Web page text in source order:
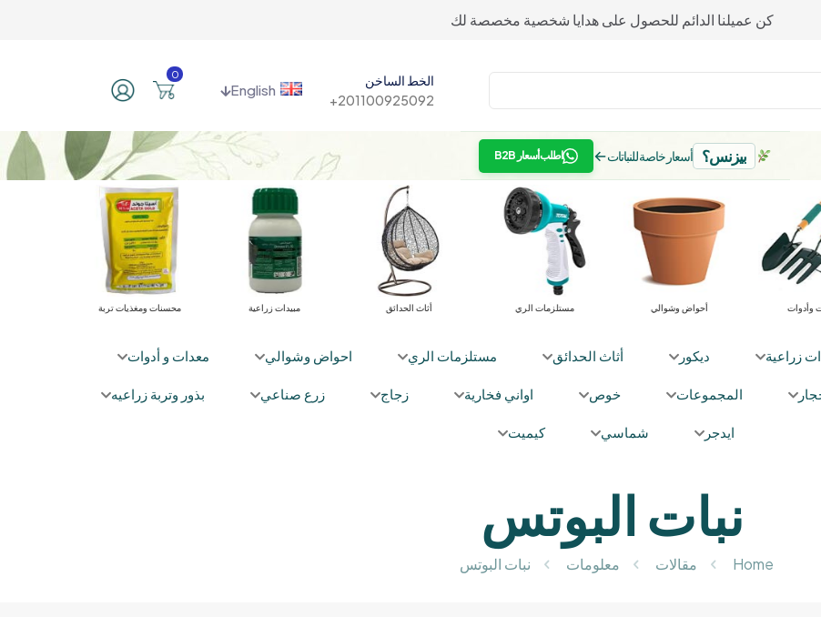
كن عميلنا الدائم للحصول على هدايا شخصية مخصصة لك
الخط الساخن
201100925092+
English
0
بيزنس؟ أسعار خاصة للنباتات← اطلب أسعار B2B
محسنات ومغذيات تربة مبيدات زراعية أثاث الحدائق مستلزمات الري أحواض وشوالي معدات وأدوات
زراعية ديكور أثاث الحدائق مستلزمات الري احواض وشوالي معدات و أدوات
المجموعات خوص اواني فخارية زجاج زرع صناعي بذور وتربة زراعيه
ايدجر شماسي كيميت
نبات البوتس
Home مقالات معلومات نبات البوتس